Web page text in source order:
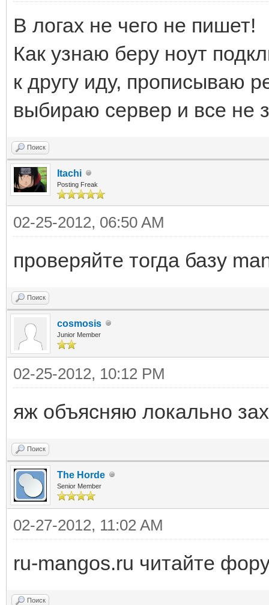
В логах не чего не пишет!
Как узнаю беру ноут
к другу иду, прописываю
выбираю сервер и все не
Поиск
Itachi
Posting Freak
02-25-2012, 06:50 AM
проверяйте тогда базу
Поиск
cosmosis
Junior Member
02-25-2012, 10:12 PM
яж объясняю локально
Поиск
The Horde
Senior Member
02-27-2012, 11:02 AM
ru-mangos.ru читайте
Поиск